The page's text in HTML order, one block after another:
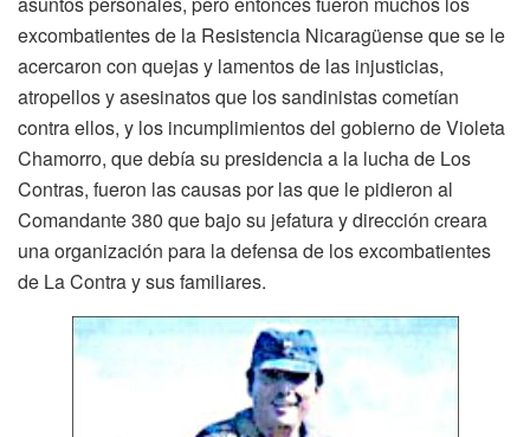
excombatientes de la Resistencia Nicaragüense que se le
acercaron con quejas y lamentos de las injusticias,
atropellos y asesinatos que los sandinistas cometían
contra ellos, y los incumplimientos del gobierno de Violeta
Chamorro, que debía su presidencia a la lucha de Los
Contras, fueron las causas por las que le pidieron al
Comandante 380 que bajo su jefatura y dirección creara
una organización para la defensa de los excombatientes
de La Contra y sus familiares.